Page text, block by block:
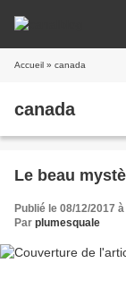
Accueil » canada
canada
Le beau
Publié le 08/12/2017
Par plumesquale